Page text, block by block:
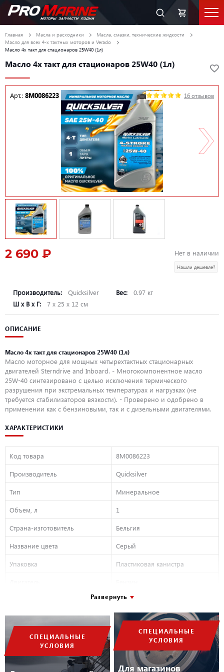
СПЕЦИАЛЬНЫЕ
УСЛОВИЯ
СПЕЦИАЛЬНЫЕ
УСЛОВИЯ
Для магазинов
Главная Масла и расходники
Масла, смазки, технические жидкости
Масло для всех 4-х тактных моторов и Verado
Масло 4х такт для стационаров 25W40 (1л)
Масло 4х такт для стационаров 25W40 (1л)
Арт.: 8M0086223 16 отзывов
2 690 ₽ Нет в наличии
Нашли дешевле?
Производитель: Quicksilver Вес:
0.97 кг
Ш х В х Г:
7 х 25 х 12 см
ОПИСАНИЕ
Масло 4х такт для стационаров 25W40 (1л)
Масло моторное для мощных четырехтактных стационарных
двигателей Sterndrive and Inboard. - Многокомпонентное масло
25W-40 синтезировано с целью исключения термического
разрушения при экстремальных температурах и нагрузках (не
требуется стабилизаторов вязкости). - Проверено и одобрено в
применении как с бензиновыми, так и с дизельными двигателями.
ХАРАКТЕРИСТИКИ
Код товара 8M0086223
Производитель Quicksilver
Тип Минеральное
Объем, л 1
Страна-изготовитель Бельгия
Название цвета Серый
Упаковка Пластиковая канистра
Минеральное
Вид техники Водная техника
Вязкость по SAE 25W-40
Класс 9. Прочие опасные
вещества
Развернуть